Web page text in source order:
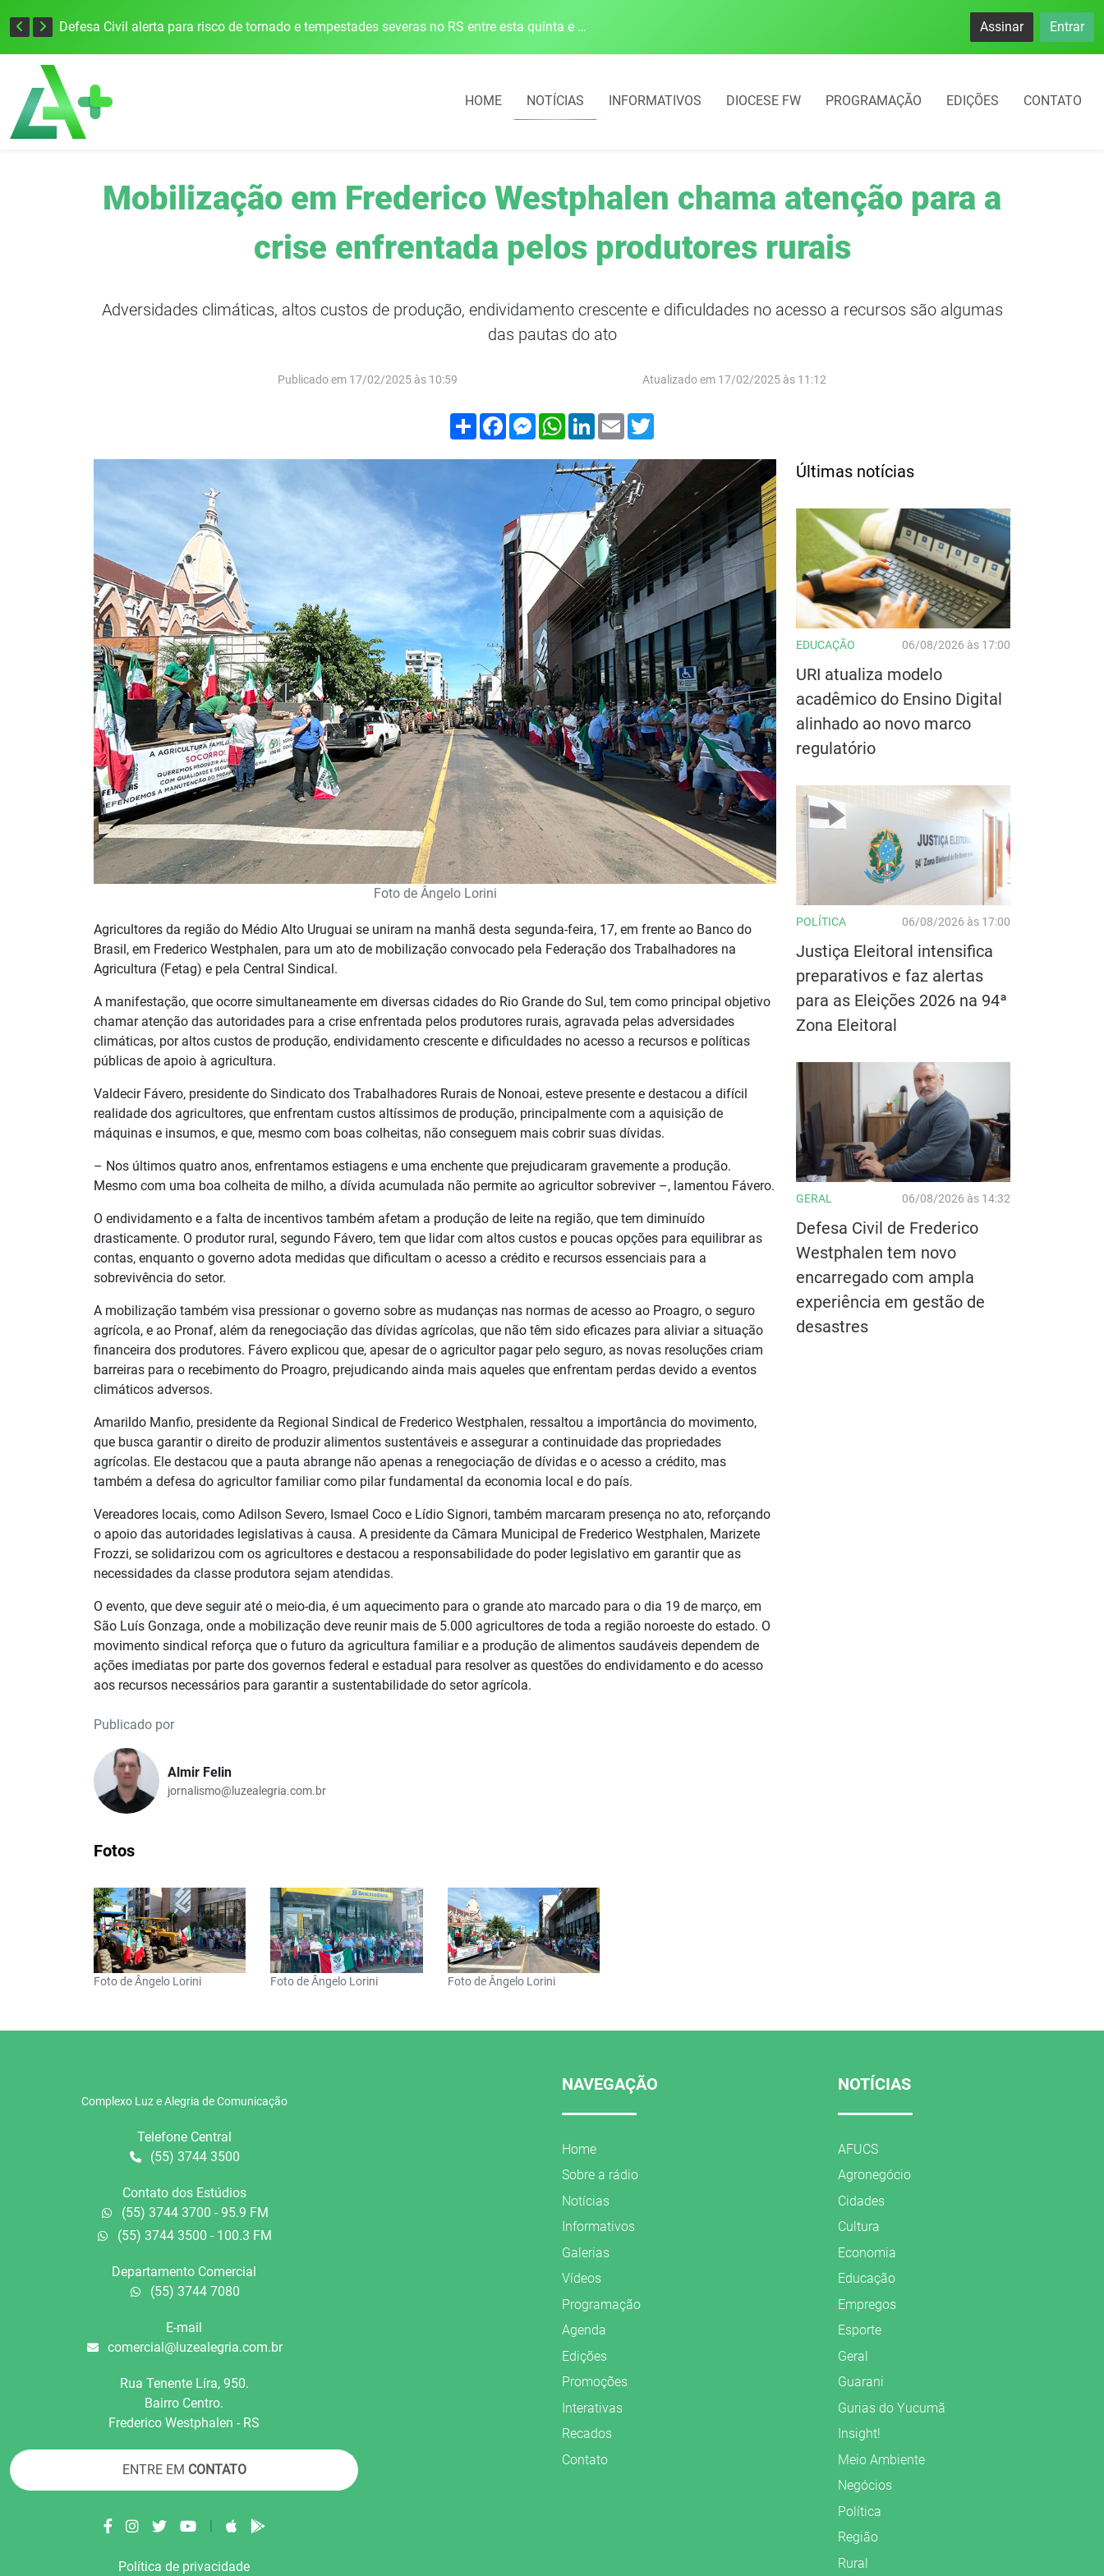
Defesa Civil alerta para risco de tornado e tempestades severas no RS entre esta quinta e sexta-feira Assinar Entrar
HOME NOTÍCIAS INFORMATIVOS DIOCESE FW PROGRAMAÇÃO EDIÇÕES CONTATO
Mobilização em Frederico Westphalen chama atenção para a
crise enfrentada pelos produtores rurais
Adversidades climáticas, altos custos de produção, endividamento crescente e dificuldades no acesso a recursos são algumas
das pautas do ato
Publicado em 17/02/2025 às 10:59 Atualizado em 17/02/2025 às 11:12
Compartilhar
FacebookMessenger
WhatsApp
LinkedIn
Email
Foto de Ângelo Lorini
Agricultores da região do Médio Alto Uruguai se uniram na manhã desta segunda-feira, 17, em frente ao Banco do
Brasil, em Frederico Westphalen, para um ato de mobilização convocado pela Federação dos Trabalhadores na
Agricultura (Fetag) e pela Central Sindical.
A manifestação, que ocorre simultaneamente em diversas cidades do Rio Grande do Sul, tem como principal objetivo
chamar atenção das autoridades para a crise enfrentada pelos produtores rurais, agravada pelas adversidades
climáticas, por altos custos de produção, endividamento crescente e dificuldades no acesso a recursos e políticas
públicas de apoio à agricultura.
Valdecir Fávero, presidente do Sindicato dos Trabalhadores Rurais de Nonoai, esteve presente e destacou a difícil
realidade dos agricultores, que enfrentam custos altíssimos de produção, principalmente com a aquisição de
máquinas e insumos, e que, mesmo com boas colheitas, não conseguem mais cobrir suas dívidas.
– Nos últimos quatro anos, enfrentamos estiagens e uma enchente que prejudicaram gravemente a produção.
Mesmo com uma boa colheita de milho, a dívida acumulada não permite ao agricultor sobreviver –, lamentou Fávero.
O endividamento e a falta de incentivos também afetam a produção de leite na região, que tem diminuído
drasticamente. O produtor rural, segundo Fávero, tem que lidar com altos custos e poucas opções para equilibrar as
contas, enquanto o governo adota medidas que dificultam o acesso a crédito e recursos essenciais para a
sobrevivência do setor.
A mobilização também visa pressionar o governo sobre as mudanças nas normas de acesso ao Proagro, o seguro
agrícola, e ao Pronaf, além da renegociação das dívidas agrícolas, que não têm sido eficazes para aliviar a situação
financeira dos produtores. Fávero explicou que, apesar de o agricultor pagar pelo seguro, as novas resoluções criam
barreiras para o recebimento do Proagro, prejudicando ainda mais aqueles que enfrentam perdas devido a eventos
climáticos adversos.
Amarildo Manfio, presidente da Regional Sindical de Frederico Westphalen, ressaltou a importância do movimento,
que busca garantir o direito de produzir alimentos sustentáveis e assegurar a continuidade das propriedades
agrícolas. Ele destacou que a pauta abrange não apenas a renegociação de dívidas e o acesso a crédito, mas
também a defesa do agricultor familiar como pilar fundamental da economia local e do país.
Vereadores locais, como Adilson Severo, Ismael Coco e Lídio Signori, também marcaram presença no ato, reforçando
o apoio das autoridades legislativas à causa. A presidente da Câmara Municipal de Frederico Westphalen, Marizete
Frozzi, se solidarizou com os agricultores e destacou a responsabilidade do poder legislativo em garantir que as
necessidades da classe produtora sejam atendidas.
O evento, que deve seguir até o meio-dia, é um aquecimento para o grande ato marcado para o dia 19 de março, em
São Luís Gonzaga, onde a mobilização deve reunir mais de 5.000 agricultores de toda a região noroeste do estado. O
movimento sindical reforça que o futuro da agricultura familiar e a produção de alimentos saudáveis dependem de
ações imediatas por parte dos governos federal e estadual para resolver as questões do endividamento e do acesso
aos recursos necessários para garantir a sustentabilidade do setor agrícola.
Publicado por
Almir Felin
jornalismo@luzealegria.com.br
Fotos
Foto de Ângelo Lorini Foto de Ângelo Lorini Foto de Ângelo Lorini
Últimas notícias
EDUCAÇÃO 06/08/2026 às 17:00
URI atualiza modelo
acadêmico do Ensino Digital
alinhado ao novo marco
regulatório
POLÍTICA 06/08/2026 às 17:00
Justiça Eleitoral intensifica
preparativos e faz alertas
para as Eleições 2026 na 94ª
Zona Eleitoral
GERAL 06/08/2026 às 14:32
Defesa Civil de Frederico
Westphalen tem novo
encarregado com ampla
experiência em gestão de
desastres
Complexo Luz e Alegria de Comunicação
Telefone Central
(55) 3744 3500
Contato dos Estúdios
(55) 3744 3700 - 95.9 FM
(55) 3744 3500 - 100.3 FM
Departamento Comercial
(55) 3744 7080
E-mail
comercial@luzealegria.com.br
Rua Tenente Líra, 950.
Bairro Centro.
Frederico Westphalen - RS
ENTRE EM CONTATO
|
Política de privacidade
NAVEGAÇÃO
Home
Sobre a rádio
Notícias
Informativos
Galerias
Vídeos
Programação
Agenda
Edições
Promoções
Interativas
Recados
Contato
NOTÍCIAS
AFUCS
Agronegócio
Cidades
Cultura
Economia
Educação
Empregos
Esporte
Geral
Guarani
Gurias do Yucumã
Insight!
Meio Ambiente
Negócios
Política
Região
Rural